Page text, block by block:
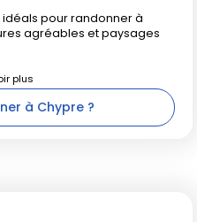
pour randonner à
agréables et paysages
à Chypre ?